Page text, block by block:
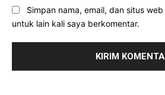
Simpan nama, email, dan situs
untuk lain kali saya berkomentar.